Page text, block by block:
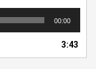
00:00
3:43